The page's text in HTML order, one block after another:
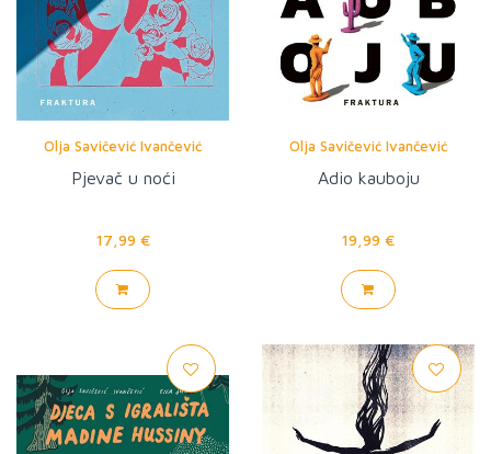
Olja Savičević Ivančević
Pjevač u noći
17,99 €
Olja Savičević Ivančević
Adio kauboju
19,99 €